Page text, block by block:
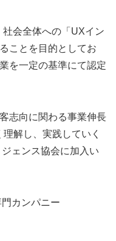
会全体への「UXイン
ことを目的としてお
を一定の基準にて認定
志向に関わる事業伸長
解し、実践していく
ェンス協会に加入い
カンパニー